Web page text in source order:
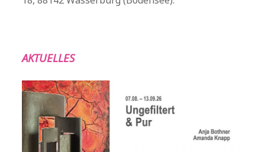
AKTUELLES